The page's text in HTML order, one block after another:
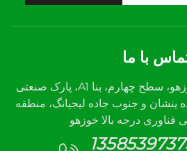
با ما
Add: چین، جیانگسو، خوزهو، سطح چهارم، بنا A1، پارک صنعتی
ینشان و جنوب جاده لیجیانگ، منطقه
فناوری درجه بالا خوزهو